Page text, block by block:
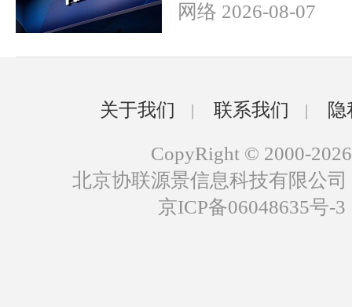
网络 2026-08-07
关于我们 联系我们
CopyRight © 2000-2026
北京协联源景信息科技有限公
京ICP备06048635号-3